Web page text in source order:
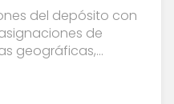
del depósito con
de
geográficas,
una eficiencia